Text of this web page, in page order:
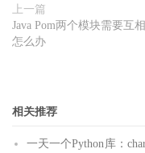
上一篇
Java Pom两个模块需要互
怎么办
相关推荐
一天一个Python库：